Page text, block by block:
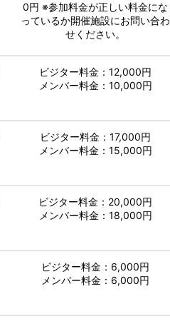
0円 ※参加料金が正しい料金にな
っているか開催施設にお問い合わ
せください。
ビジター料金：12,000円
メンバー料金：10,000円
ビジター料金：17,000円
メンバー料金：15,000円
ビジター料金：20,000円
メンバー料金：18,000円
ビジター料金：6,000円
メンバー料金：6,000円